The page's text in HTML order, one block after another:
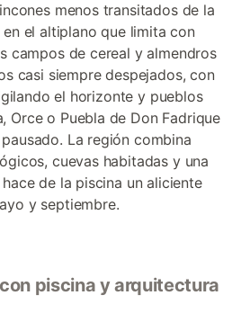
menos transitados de la
el altiplano que limita con
campos de cereal y almendros
casi siempre despejados, con
el horizonte y pueblos
Orce o Puebla de Don Fadrique
La región combina
cuevas habitadas y una
de la piscina un aliciente
y septiembre.
piscina y arquitectura